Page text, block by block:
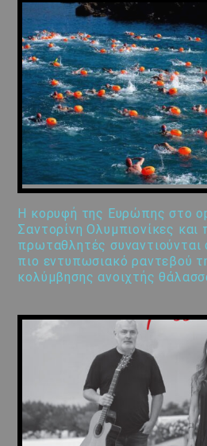
Η κορυφή της Ευρώπης στο
Σαντορίνη Ολυμπιονίκες και
πρωταθλητές συναντιούνται
πιο εντυπωσιακό ραντεβού
κολύμβησης ανοιχτής